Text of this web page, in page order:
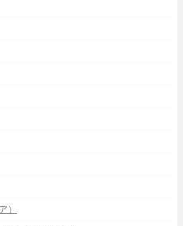
）